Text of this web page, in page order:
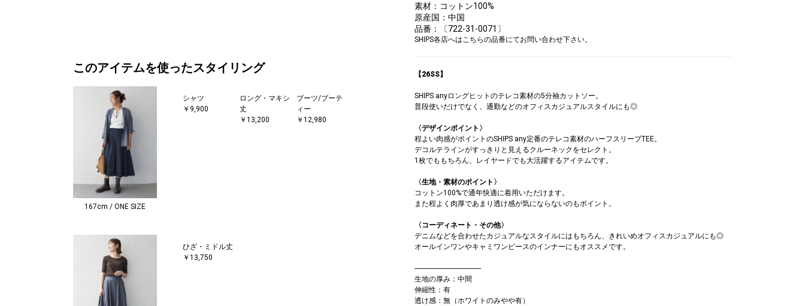
このアイテムを使ったスタイリング
167cm / ONE SIZE
シャツ
￥9,900
ロング・マキシ
丈
￥13,200
ブーツ/ブーテ
ィー
￥12,980
ひざ・ミドル丈
￥13,750
素材：コットン100%
原産国：中国
品番：〔722-31-0071〕
SHIPS各店へはこちらの品番にてお問い合わせ下さい。
【26SS】
SHIPS anyロングヒットのテレコ素材の5分袖カットソー。
普段使いだけでなく、通勤などのオフィスカジュアルスタイルにも◎
〈デザインポイント〉
程よい肉感がポイントのSHIPS any定番のテレコ素材のハーフスリーブTEE。
デコルテラインがすっきりと見えるクルーネックをセレクト。
1枚でももちろん、レイヤードでも大活躍するアイテムです。
〈生地・素材のポイント〉
コットン100%で通年快適に着用いただけます。
また程よく肉厚であまり透け感が気にならないのもポイント。
〈コーディネート・その他〉
デニムなどを合わせたカジュアルなスタイルにはもちろん、きれいめオフィスカジュアルにも◎
オールインワンやキャミワンピースのインナーにもオススメです。
-------------------------------------
生地の厚み：中間
伸縮性：有
透け感：無（ホワイトのみやや有）